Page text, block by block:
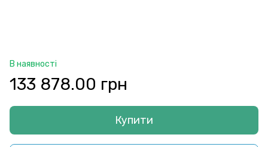
В наявності
133 878.00 грн
Купити